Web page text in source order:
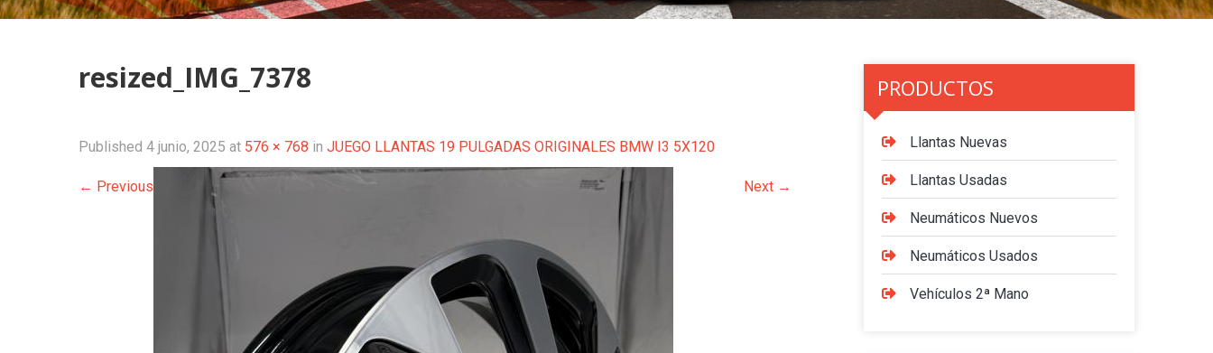
resized_IMG_7378
Published 4 junio, 2025 at 576 × 768 in JUEGO LLANTAS 19 PULGADAS ORIGINALES BMW I3 5X120
← Previous Next →
PRODUCTOS
Llantas Nuevas
Llantas Usadas
Neumáticos Nuevos
Neumáticos Usados
Vehículos 2ª Mano